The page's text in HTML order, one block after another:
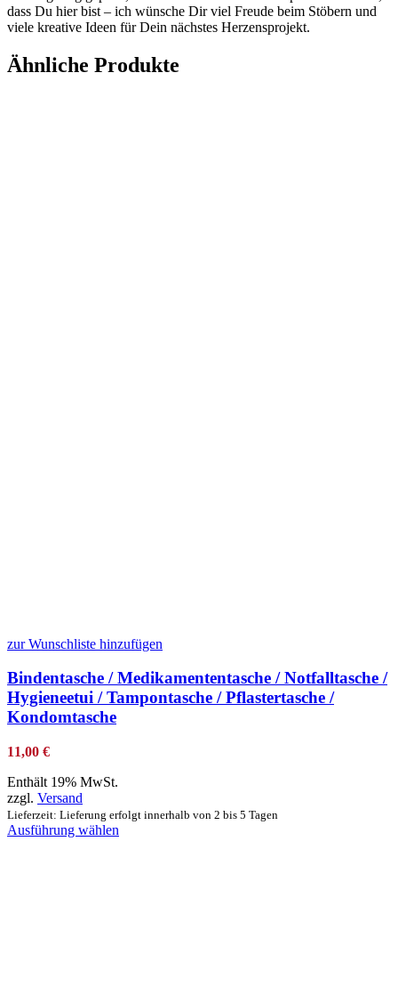
dass Du hier bist – ich wünsche Dir viel Freude beim Stöbern und
viele kreative Ideen für Dein nächstes Herzensprojekt.
Ähnliche Produkte
zur Wunschliste hinzufügen
Bindentasche / Medikamententasche / Notfalltasche /
Hygieneetui / Tampontasche / Pflastertasche /
Kondomtasche
11,00 €
Enthält 19% MwSt.
zzgl. Versand
Lieferzeit: Lieferung erfolgt innerhalb von 2 bis 5 Tagen
Ausführung wählen